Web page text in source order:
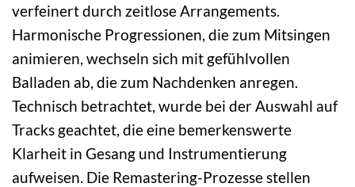
verfeinert durch zeitlose Arrangements.
Harmonische Progressionen, die zum Mitsingen
animieren, wechseln sich mit gefühlvollen
Balladen ab, die zum Nachdenken anregen.
Technisch betrachtet, wurde bei der Auswahl auf
Tracks geachtet, die eine bemerkenswerte
Klarheit in Gesang und Instrumentierung
aufweisen. Die Remastering-Prozesse stellen